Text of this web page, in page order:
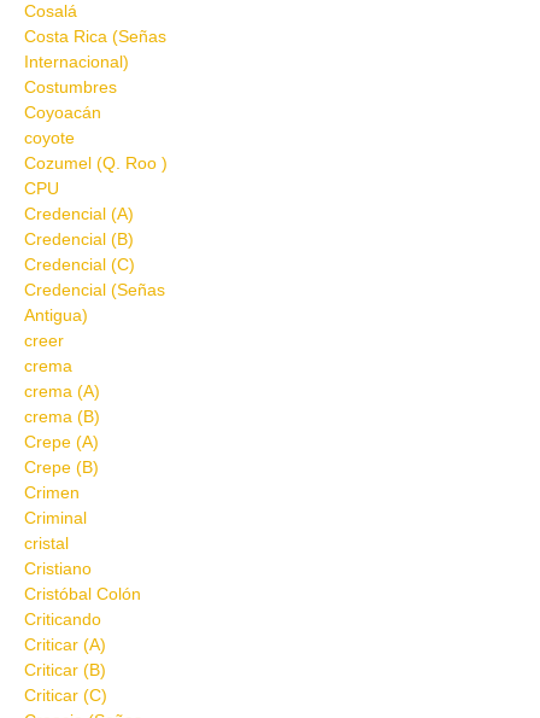
Cosalá
Costa Rica (Señas
Internacional)
Costumbres
Coyoacán
coyote
Cozumel (Q. Roo )
CPU
Credencial (A)
Credencial (B)
Credencial (C)
Credencial (Señas
Antigua)
creer
crema
crema (A)
crema (B)
Crepe (A)
Crepe (B)
Crimen
Criminal
cristal
Cristiano
Cristóbal Colón
Criticando
Criticar (A)
Criticar (B)
Criticar (C)